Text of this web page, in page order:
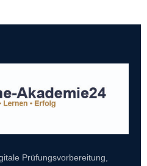
Prüfungsvorbereitung,